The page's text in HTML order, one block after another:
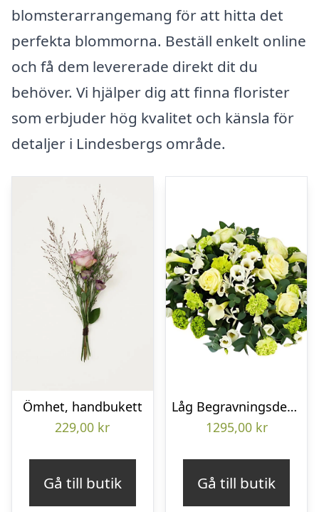
blomsterarrangemang för att hitta det
perfekta blommorna. Beställ enkelt online
och få dem levererade direkt dit du
behöver. Vi hjälper dig att finna florister
som erbjuder hög kvalitet och känsla för
detaljer i Lindesbergs område.
Ömhet, handbukett
229,00 kr
Gå till butik
Låg Begravningsdekoration
1295,00 kr
Gå till butik